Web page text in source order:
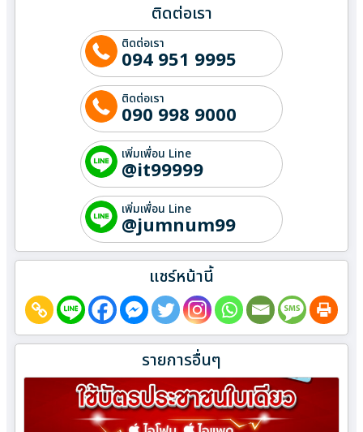
ติดต่อเรา
ติดต่อเรา
094 951 9995
ติดต่อเรา
090 998 9000
เพิ่มเพื่อน Line
@it99999
เพิ่มเพื่อน Line
@jumnum99
แชร์หน้านี้
รายการอื่นๆ